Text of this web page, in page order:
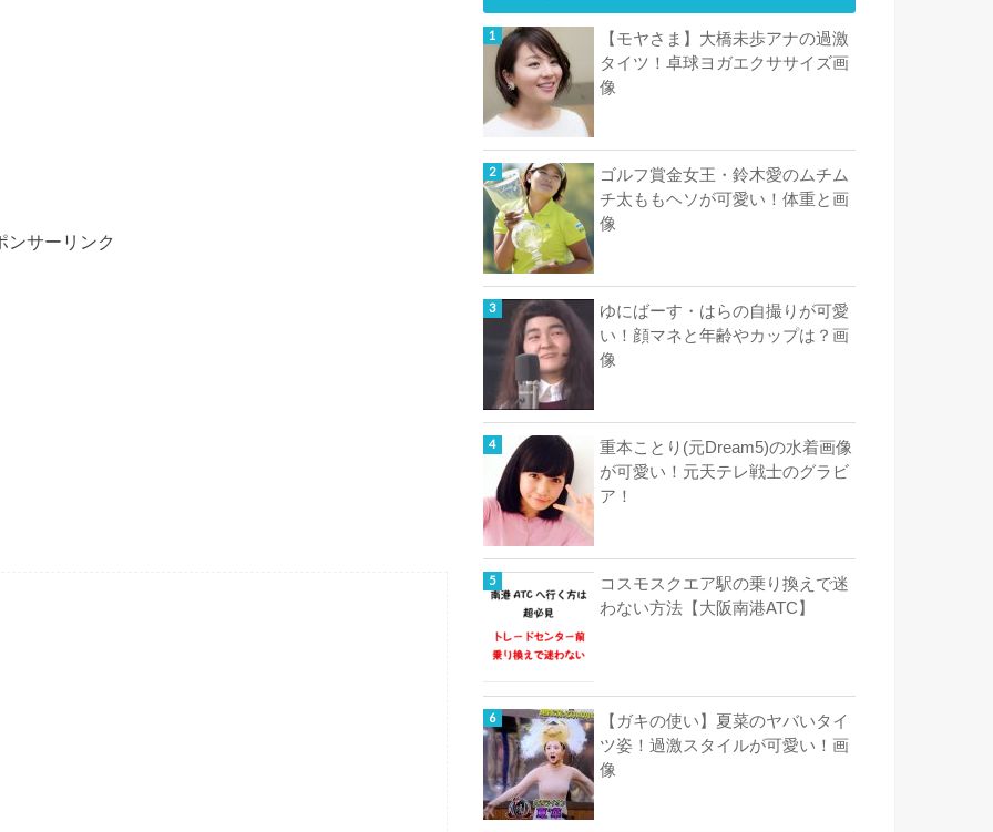
ンサーリンク
【モヤさま】大橋未歩アナの過激
タイツ！卓球ヨガエクササイズ画
像
ゴルフ賞金女王・鈴木愛のムチム
チ太ももヘソが可愛い！体重と画
像
ゆにばーす・はらの自撮りが可愛
い！顔マネと年齢やカップは？画
像
重本ことり(元Dream5)の水着画像
が可愛い！元天テレ戦士のグラビ
ア！
コスモスクエア駅の乗り換えで迷
わない方法【大阪南港ATC】
【ガキの使い】夏菜のヤバいタイ
ツ姿！過激スタイルが可愛い！画
像